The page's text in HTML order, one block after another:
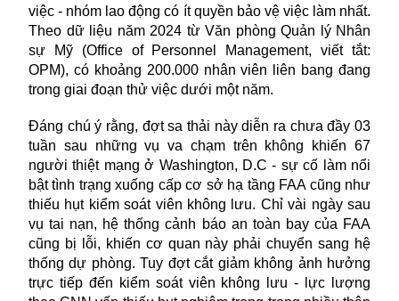
việc - nhóm lao động có ít quyền bảo vệ việc làm nhất.
Theo dữ liệu năm 2024 từ Văn phòng Quản lý Nhân
sự Mỹ (Office of Personnel Management, viết tắt:
OPM), có khoảng 200.000 nhân viên liên bang đang
trong giai đoạn thử việc dưới một năm.
Đáng chú ý rằng, đợt sa thải này diễn ra chưa đầy 03
tuần sau những vụ va chạm trên không khiến 67
người thiệt mạng ở Washington, D.C - sự cố làm nổi
bật tình trạng xuống cấp cơ sở hạ tầng FAA cũng như
thiếu hụt kiểm soát viên không lưu. Chỉ vài ngày sau
vụ tai nạn, hệ thống cảnh báo an toàn bay của FAA
cũng bị lỗi, khiến cơ quan này phải chuyển sang hệ
thống dự phòng. Tuy đợt cắt giảm không ảnh hưởng
trực tiếp đến kiểm soát viên không lưu - lực lượng